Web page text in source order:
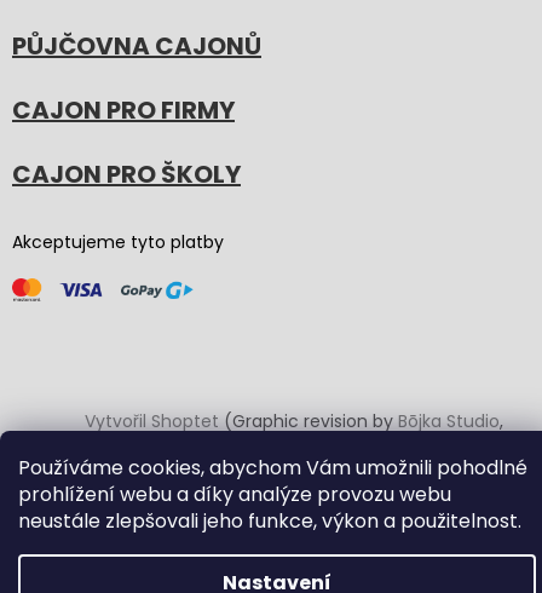
Používáme cookies, abychom Vám umožnili pohodlné
prohlížení webu a díky analýze provozu webu
neustále zlepšovali jeho funkce, výkon a použitelnost.
Nastavení
PŮJČOVNA CAJONŮ
CAJON PRO FIRMY
CAJON PRO ŠKOLY
Akceptujeme tyto platby
Vytvořil Shoptet(Graphic revision byBōjka Studio,
Copyright 2026Carton Cajon. Všechna práva vyhrazena.
Upravit nastavení cookies